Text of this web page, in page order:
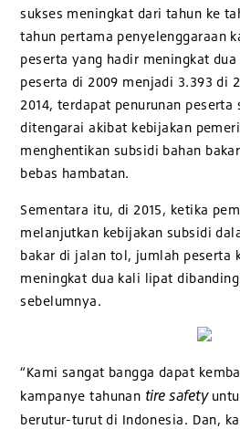
sukses meningkat dari tahun ke
tahun pertama penyelenggaraan
peserta yang hadir meningkat
peserta di 2009 menjadi 3.393 di
2014, terdapat penurunan
ditengarai akibat kebijakan
menghentikan subsidi bahan
bebas hambatan.
Sementara itu, di 2015, ketika
melanjutkan kebijakan subsidi
bakar di jalan tol, jumlah peserta
meningkat dua kali lipat
sebelumnya.
“Kami sangat bangga dapat
kampanye tahunan tire safety
berutur-turut di Indonesia. Dan,